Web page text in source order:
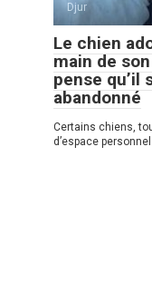
Djur
Le chien
main de
pense qu’il
abandonné
Certains chiens,
d’espace